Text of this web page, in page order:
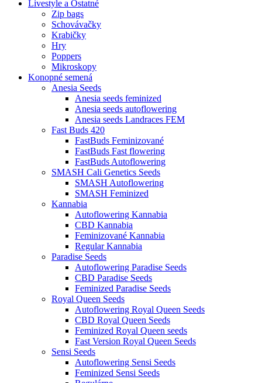
Livestyle a Ostatné
Zip bags
Schovávačky
Krabičky
Hry
Poppers
Mikroskopy
Konopné semená
Anesia Seeds
Anesia seeds feminized
Anesia seeds autoflowering
Anesia seeds Landraces FEM
Fast Buds 420
FastBuds Feminizované
FastBuds Fast flowering
FastBuds Autoflowering
SMASH Cali Genetics Seeds
SMASH Autoflowering
SMASH Feminized
Kannabia
Autoflowering Kannabia
CBD Kannabia
Feminizované Kannabia
Regular Kannabia
Paradise Seeds
Autoflowering Paradise Seeds
CBD Paradise Seeds
Feminized Paradise Seeds
Royal Queen Seeds
Autoflowering Royal Queen Seeds
CBD Royal Queen Seeds
Feminized Royal Queen seeds
Fast Version Royal Queen Seeds
Sensi Seeds
Autoflowering Sensi Seeds
Feminized Sensi Seeds